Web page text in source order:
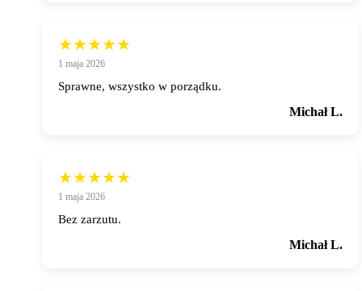
★★★★★
1 maja 2026
Sprawne, wszystko w porządku.
Michał L.
★★★★★
1 maja 2026
Bez zarzutu.
Michał L.